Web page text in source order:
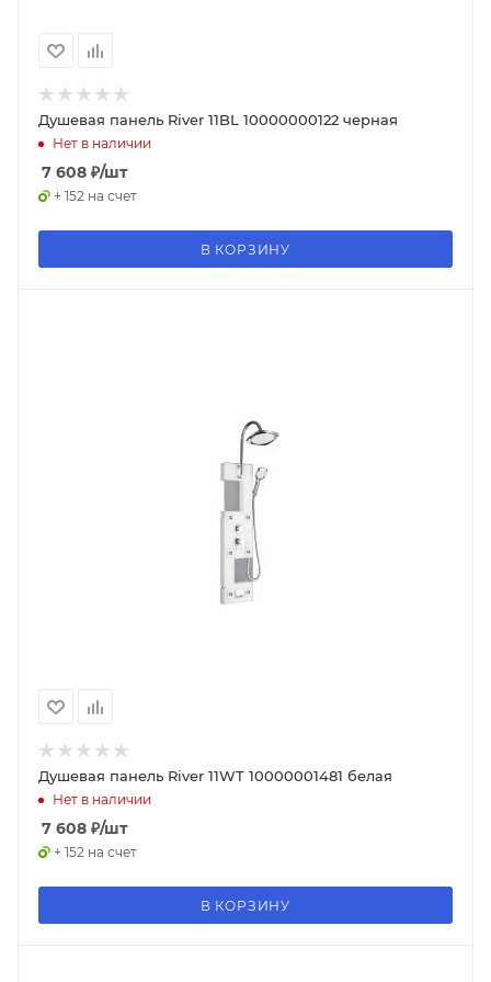
Душевая панель River 11BL 10000000122 черная
Нет в наличии
7 608 ₽/шт
+ 152 на счет
В КОРЗИНУ
Душевая панель River 11WT 10000001481 белая
Нет в наличии
7 608 ₽/шт
+ 152 на счет
В КОРЗИНУ